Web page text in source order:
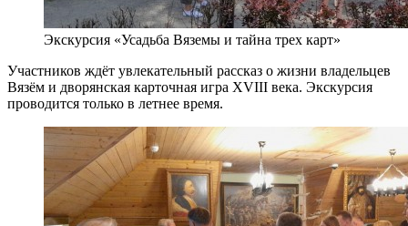
Экскурсия «Усадьба Вяземы и тайна трех карт»
Участников ждёт увлекательный рассказ о жизни владельцев
Вязём и дворянская карточная игра XVIII века. Экскурсия
проводится только в летнее время.